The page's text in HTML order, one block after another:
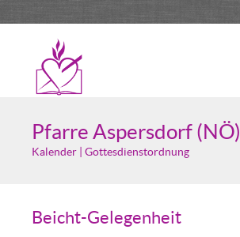
Pfarre Aspersdorf (NÖ)
Kalender | Gottesdienstordnung
Beicht-Gelegenheit